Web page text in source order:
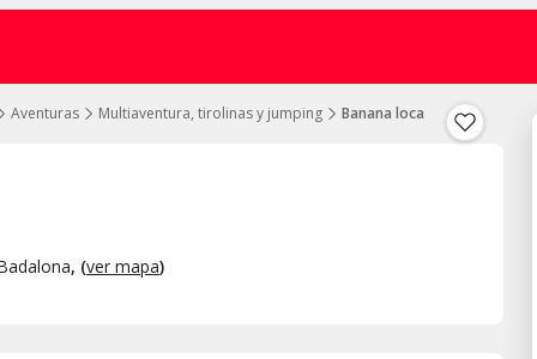
Aventuras Multiaventura, tirolinas y jumping Banana loca
, (ver mapa)